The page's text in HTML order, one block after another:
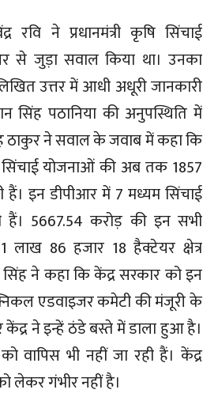
रवि ने प्रधानमंत्री कृषि सिंचाई
से जुड़ा सवाल किया था। उनका
उत्तर में आधी अधूरी जानकारी
सिंह पठानिया की अनुपस्थिति में
ठाकुर ने सवाल के जवाब में कहा कि
योजनाओं की अब तक 1857
हैं। इन डीपीआर में 7 मध्यम सिंचाई
हैं। 5667.54 करोड़ की इन सभी
86 हजार 18 हैक्टेयर क्षेत्र
ने कहा कि केंद्र सरकार को इन
एडवाइजर कमेटी की मंजूरी के
ने इन्हें ठंडे बस्ते में डाला हुआ है।
वापिस भी नहीं जा रही हैं। केंद्र
लेकर गंभीर नहीं है।